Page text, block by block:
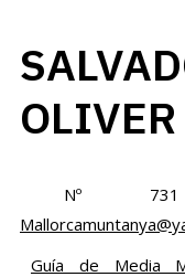
OLIVER
Nº 731
Guía de Media